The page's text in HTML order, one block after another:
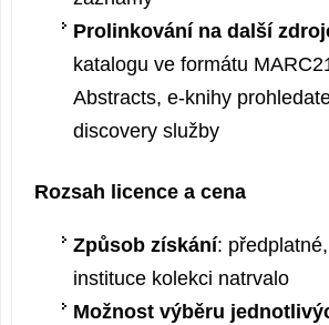
Prolinkování na další
katalogu ve formátu
Abstracts, e-knihy
discovery služby
Rozsah licence a cena
Způsob získání:
instituce kolekci natrvalo
Možnost výběru